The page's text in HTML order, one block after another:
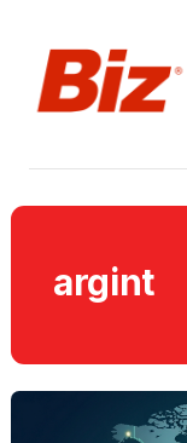
argint